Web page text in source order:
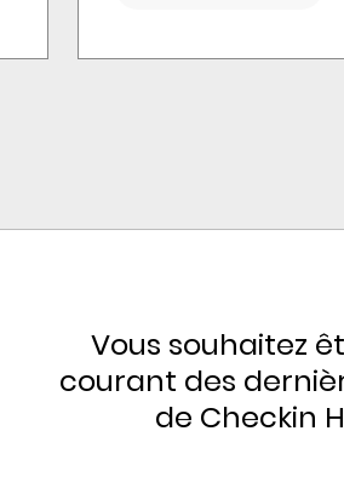
Vous souhaitez
courant des
de Checkin